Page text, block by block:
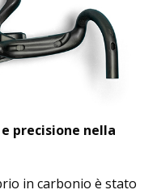
precisione nella
in carbonio è stato